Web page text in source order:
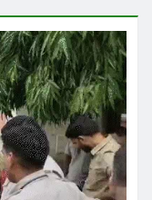
सुबह 9वीं के
लगाकर
6, 2026